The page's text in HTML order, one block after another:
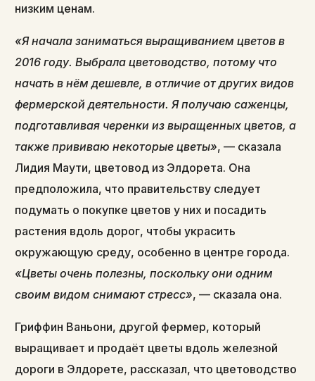
низким ценам.
«Я начала заниматься выращиванием цветов в
2016 году. Выбрала цветоводство, потому что
начать в нём дешевле, в отличие от других видов
фермерской деятельности. Я получаю саженцы,
подготавливая черенки из выращенных цветов, а
также прививаю некоторые цветы», — сказала
Лидия Маути, цветовод из Элдорета. Она
предположила, что правительству следует
подумать о покупке цветов у них и посадить
растения вдоль дорог, чтобы украсить
окружающую среду, особенно в центре города.
«Цветы очень полезны, поскольку они одним
своим видом снимают стресс», — сказала она.
Гриффин Ваньони, другой фермер, который
выращивает и продаёт цветы вдоль железной
дороги в Элдорете, рассказал, что цветоводство